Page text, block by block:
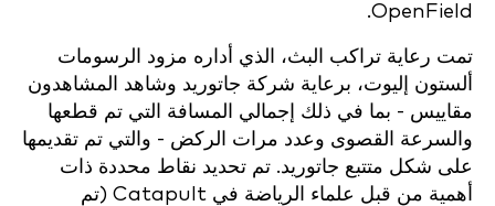
OpenField.
تمت رعاية تراكب البث، الذي أداره مزود الرسومات
ألستون إليوت، برعاية شركة جاتوريد وشاهد المشاهدون
مقاييس - بما في ذلك إجمالي المسافة التي تم قطعها
والسرعة القصوى وعدد مرات الركض - والتي تم تقديمها
على شكل متتبع جاتوريد. تم تحديد نقاط محددة ذات
أهمية من قبل علماء الرياضة في Catapult (تم